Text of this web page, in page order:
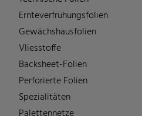
Ernteverfrühungsfolien
Gewächshausfolien
Vliesstoffe
Backsheet-Folien
Perforierte Folien
Spezialitäten